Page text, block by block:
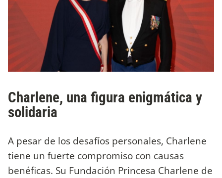
Charlene, una figura enigmática y
solidaria
A pesar de los desafíos personales, Charlene
tiene un fuerte compromiso con causas
benéficas. Su Fundación Princesa Charlene de